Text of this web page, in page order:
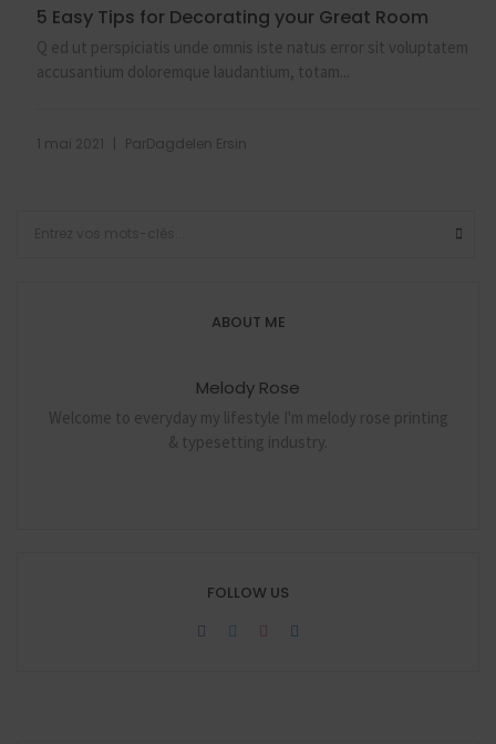
5 Easy Tips for Decorating your Great Room
Q ed ut perspiciatis unde omnis iste natus error sit voluptatem
accusantium doloremque laudantium, totam...
1 mai 2021 ParDagdelen Ersin
ABOUT ME
Melody Rose
Welcome to everyday my lifestyle I'm melody rose printing
& typesetting industry.
FOLLOW US